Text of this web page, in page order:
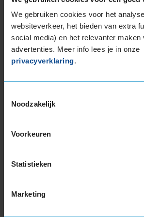
We gebruiken cookies voor het
websiteverkeer, het bieden van extra
social media) en het relevanter maken
advertenties. Meer info lees je in onze
privacyverklaring.
Noodzakelijk
Voorkeuren
Statistieken
Marketing
klantbeoordelingen aan van dit
actuele klantbeoordeling is
beoordelingen, met een maximale
Hieronder zie je de 20 meest
klantbeoordelingen.
Gemiddelde
Op basis
10,0